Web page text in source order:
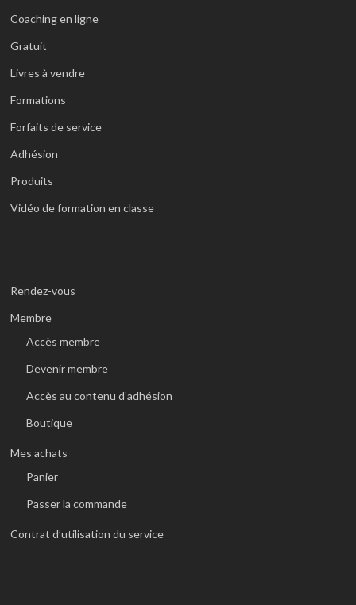
Coaching en ligne
Gratuit
Livres à vendre
Formations
Forfaits de service
Adhésion
Produits
Vidéo de formation en classe
Rendez-vous
Membre
Accès membre
Devenir membre
Accès au contenu d’adhésion
Boutique
Mes achats
Panier
Passer la commande
Contrat d’utilisation du service